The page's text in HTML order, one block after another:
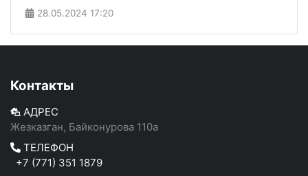
28.05.2024 17:20
Контакты
АДРЕС
Жезказган, Байконурова 110а
ТЕЛЕФОН
+7 (771) 351 1879